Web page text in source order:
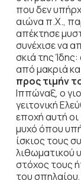
που δεν
αιώνα π.Χ.,
απέκτησε
συνέχισε να
σκιά της
από μακριά
προς τιμήν
Ιππώναξ, ο
γειτονική
εποχή αυτή
μυχό όπου
ίσκιος τους
λιθωματικού
στόχος τους
του